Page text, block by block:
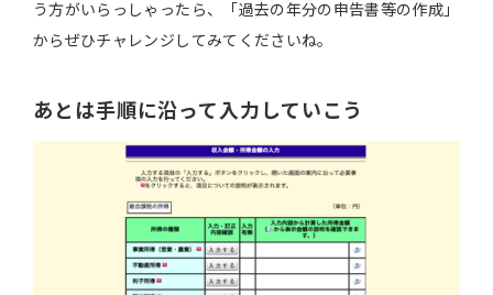
う方がいらっしゃったら、「過去の年分の申告書等の作成」
からぜひチャレンジしてみてくださいね。
あとは手順に沿って入力していこう